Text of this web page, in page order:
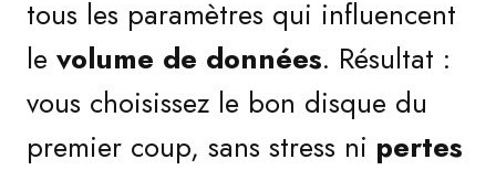
tous les paramètres qui influencent
le volume de données. Résultat :
vous choisissez le bon disque du
premier coup, sans stress ni pertes